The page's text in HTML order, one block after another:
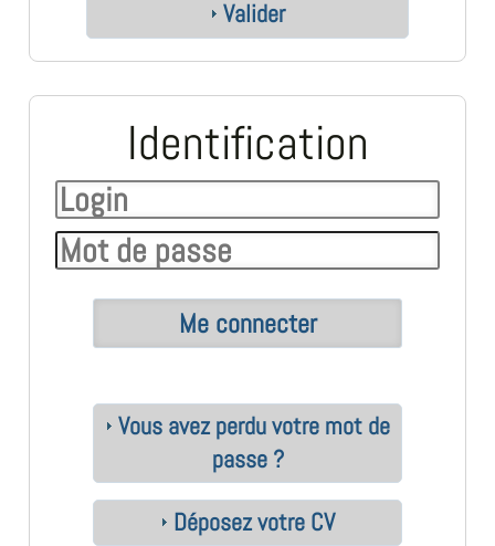
Valider
Identification
Vous avez perdu votre mot de
passe ?
Déposez votre CV